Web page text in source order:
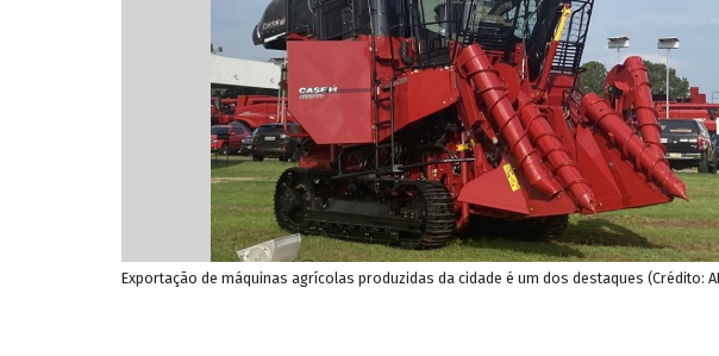
Exportação de máquinas agrícolas produzidas da cidade é um dos destaques (Crédito: